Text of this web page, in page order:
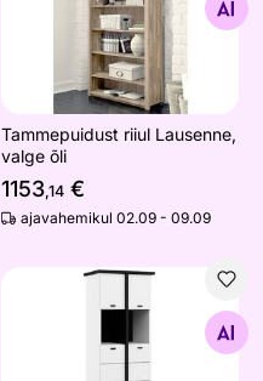
Otsi sarnaseid
Tammepuidust riiul Lausenne,
valge õli
1153,14 €
ajavahemikul 02.09 - 09.09
Kappriiul Fermoy 60 cm